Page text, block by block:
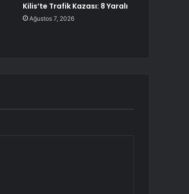
Kilis’te Trafik Kazası: 8 Yaralı
Ağustos 7, 2026